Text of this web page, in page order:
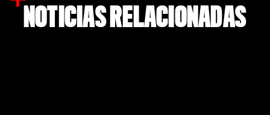
NOTICIAS RELACIONADAS